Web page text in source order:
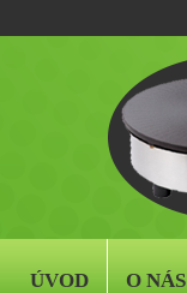
ÚVOD O NÁS